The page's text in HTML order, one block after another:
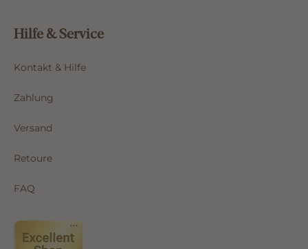
Hilfe & Service
Kontakt & Hilfe
Zahlung
Versand
Retoure
FAQ